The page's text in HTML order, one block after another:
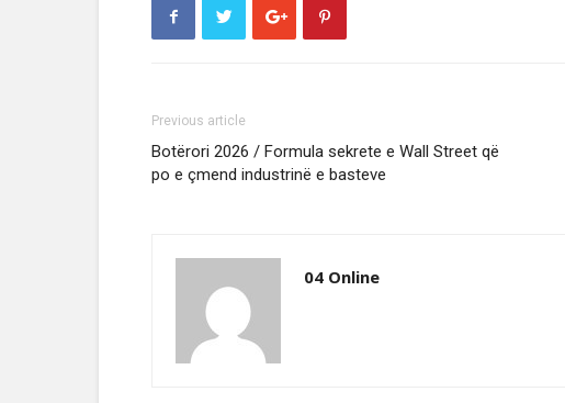
Previous article
Botërori 2026 / Formula sekrete e Wall Street që
po e çmend industrinë e basteve
04 Online